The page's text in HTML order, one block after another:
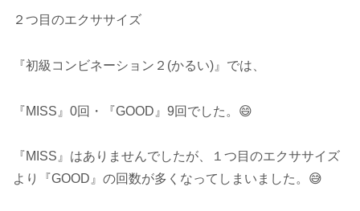
２つ目のエクササイズ
『初級コンビネーション２(かるい)』では、
『MISS』0回・『GOOD』9回でした。😄
『MISS』はありませんでしたが、１つ目のエクササイズ
より『GOOD』の回数が多くなってしまいました。😅